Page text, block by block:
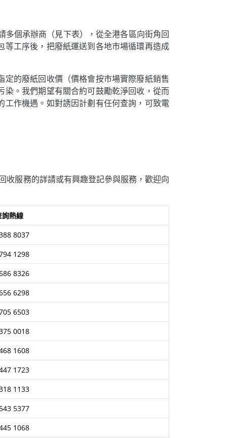
個承辦商（見下表），從全港各區向街角回
工序後，把廢紙運送到各地市場循環再造成
的廢紙回收價（價格會按市場實際廢紙銷售
。我們期望有關合約可鼓勵乾淨回收，從而
作機遇。如對誘因計劃有任何查詢，可致電
收服務的詳請或有興趣登記參與服務，歡迎向
詢熱線
8037
1298
8326
6298
6503
0018
1608
1723
1133
5377
1068